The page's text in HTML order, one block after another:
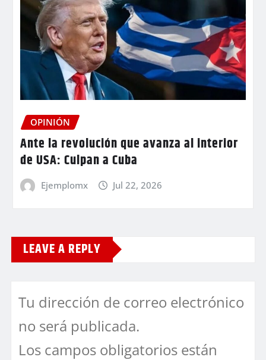
OPINIÓN
Ante la revolución que avanza al interior
de USA: Culpan a Cuba
Ejemplomx Jul 22, 2026
LEAVE A REPLY
Tu dirección de correo electrónico
no será publicada.
Los campos obligatorios están